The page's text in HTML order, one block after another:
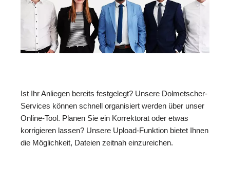
Ist Ihr Anliegen bereits festgelegt? Unsere Dolmetscher-
Services können schnell organisiert werden über unser
Online-Tool. Planen Sie ein Korrektorat oder etwas
korrigieren lassen? Unsere Upload-Funktion bietet Ihnen
die Möglichkeit, Dateien zeitnah einzureichen.